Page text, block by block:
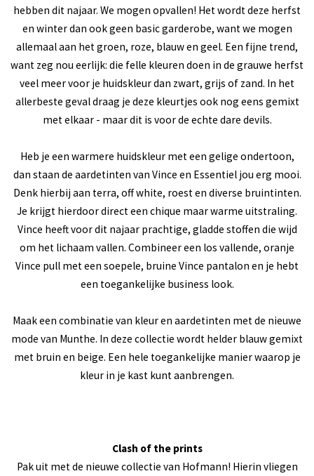
hebben dit najaar. We mogen opvallen! Het wordt deze herfst
en winter dan ook geen basic garderobe, want we mogen
allemaal aan het groen, roze, blauw en geel. Een fijne trend,
want zeg nou eerlijk: die felle kleuren doen in de grauwe herfst
veel meer voor je huidskleur dan zwart, grijs of zand. In het
allerbeste geval draag je deze kleurtjes ook nog eens gemixt
met elkaar - maar dit is voor de echte dare devils.
Heb je een warmere huidskleur met een gelige ondertoon,
dan staan de aardetinten van Vince en Essentiel jou erg mooi.
Denk hierbij aan terra, off white, roest en diverse bruintinten.
Je krijgt hierdoor direct een chique maar warme uitstraling.
Vince heeft voor dit najaar prachtige, gladde stoffen die wijd
om het lichaam vallen. Combineer een los vallende, oranje
Vince pull met een soepele, bruine Vince pantalon en je hebt
een toegankelijke business look.
Maak een combinatie van kleur en aardetinten met de nieuwe
mode van Munthe. In deze collectie wordt helder blauw gemixt
met bruin en beige. Een hele toegankelijke manier waarop je
kleur in je kast kunt aanbrengen.
Clash of the prints
Pak uit met de nieuwe collectie van Hofmann! Hierin vliegen